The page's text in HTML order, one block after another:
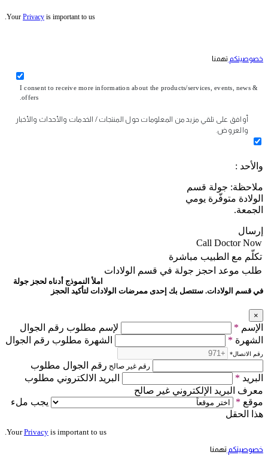
Your Privacy is important to us.
خصوصيتكم تهمنا
I consent to receive more information about the products/services, events, news &
offers.
أوافق على تلقي مزيد من المعلومات حول المنتجات / الخدمات والأحداث والأخبار
والعروض.
والأحد :
ملاحظة: جولة قسم
الولادة متوفّرة يومي
الجمعة.
إرسال
Call Doctor Now
تكلّم مع الطبيب مباشرة
طلب موعد احجز جولة في قسم الولادات
املأ النموذج أدناه لحجز جولة
في قسم الولادات. ستتصل بك إحدى ممرضات الولادات لتأكيد الحجز
×
الإسم *
لإسم مطلوب رقم الجوال
الشهرة * الشهرة مطلوب رقم الجوال
رقم الاتصال*
رقم غير صالح رقم الجوال مطلوب
البريد *
البريد الالكتروني مطلوب
معرف البريد الإلكتروني غير صالح
موقع *
يجب ملء
هذا الحقل
YourPrivacy is important to us.
خصوصيتكم تهمنا